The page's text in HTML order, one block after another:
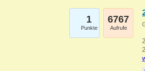
1
Punkte
6767
Aufrufe